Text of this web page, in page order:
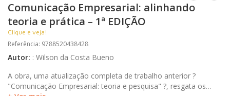
Comunicação Empresarial: alinhando
teoria e prática – 1ª EDIÇÃO
Clique e veja!
Referência: 9788520438428
Autor: : Wilson da Costa Bueno
A obra, uma atualização completa de trabalho anterior ?
"Comunicação Empresarial: teoria e pesquisa" ?, resgata os